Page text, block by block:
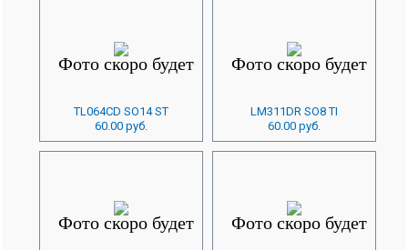
TL064CD SO14 ST
60.00 руб.
LM311DR SO8 TI
60.00 руб.